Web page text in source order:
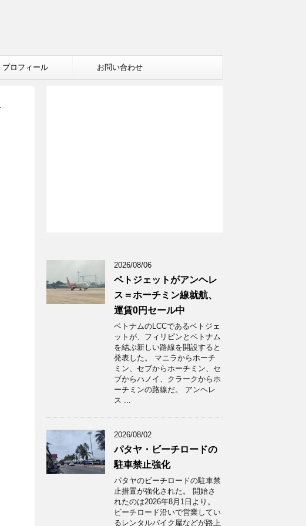
プロフィール お問い合わせ
2026/08/06
ベトジェットがアンヘレ
ス＝ホーチミン線就航、
運賃0円セール中
ベトナムのLCCであるベトジェ
ットが、フィリピンとベトナム
を結ぶ新しい路線を開設すると
発表した。 マニラからホーチ
ミン、セブからホーチミン、セ
ブからハノイ、クラークからホ
ーチミンの路線だ。 アンヘレ
ス ...
2026/08/02
パタヤ・ビーチロードの
駐車禁止強化
パタヤのビーチロードの駐車禁
止措置が強化された。 開始さ
れたのは2026年8月1日より。
ビーチロード沿いで営業してい
るレンタルバイク屋などが路上